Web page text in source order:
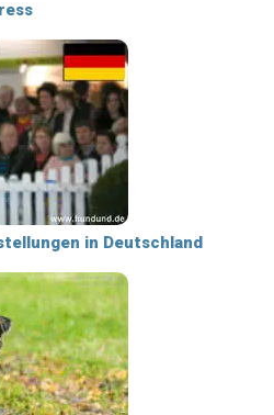
in Deutschland